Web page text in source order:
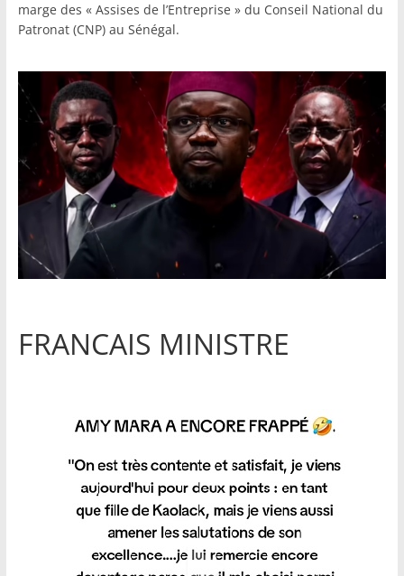
marge des « Assises de l’Entreprise » du Conseil National du
Patronat (CNP) au Sénégal.
FRANCAIS MINISTRE